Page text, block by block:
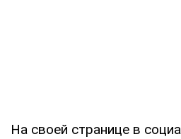
На своей странице в